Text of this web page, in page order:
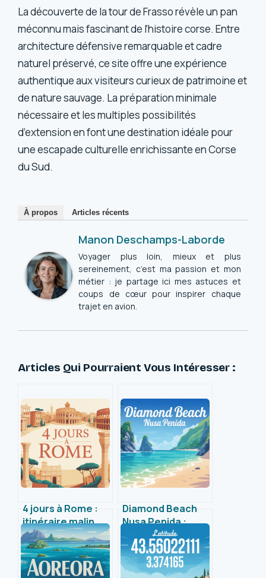
La découverte de la tour de Frasso révèle un pan
méconnu mais fascinant de l’histoire corse. Entre
architecture défensive remarquable et cadre
naturel préservé, ce site offre une expérience
authentique aux visiteurs curieux de patrimoine et
de nature sauvage. La préparation minimale
nécessaire et les multiples possibilités
d’extension en font une destination idéale pour
une escapade culturelle enrichissante en Corse
du Sud.
À propos Articles récents
Manon Deschamps-Laborde
Voyager plus loin, mieux et plus
sereinement, c’est ma passion et mon
métier : je partage ici mes astuces et
coups de cœur pour inspirer chaque
trajet en avion.
Articles Qui Pourraient Vous Intéresser :
4 jours à Rome :
itinéraire malin
pour profiter
pleinement de la
ville éternelle
Diamond Beach
Nusa Penida :
guide pour
explorer ce joyau
naturel